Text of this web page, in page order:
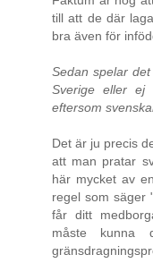
till att de där
bra även för
Sedan spelar
Sverige eller ej
eftersom
Det är ju precis
att man pratar
här mycket av
regel som säger
får ditt
måste kunna